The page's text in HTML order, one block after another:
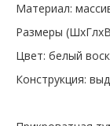
Материал:
Размеры
Цвет: белый
Конструкция: